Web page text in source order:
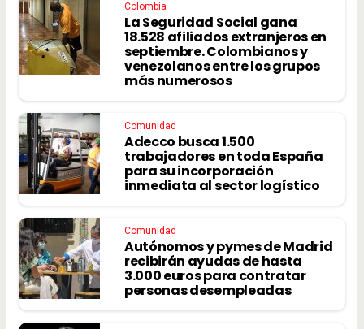
Colombia
La Seguridad Social gana
18.528 afiliados extranjeros en
septiembre. Colombianos y
venezolanos entre los grupos
más numerosos
Comunidad
Adecco busca 1.500
trabajadores en toda España
para su incorporación
inmediata al sector logístico
Comunidad
Autónomos y pymes de Madrid
recibirán ayudas de hasta
3.000 euros para contratar
personas desempleadas